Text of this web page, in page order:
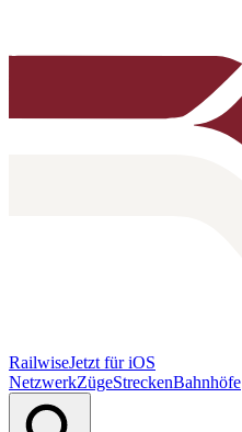
RailwiseJetzt für iOS
NetzwerkZügeStreckenBahnhöfe